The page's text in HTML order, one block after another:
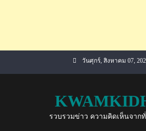
วันศุกร์, สิงหาคม 07,
รวบรวมข่าว ความคิดเห็นจาก